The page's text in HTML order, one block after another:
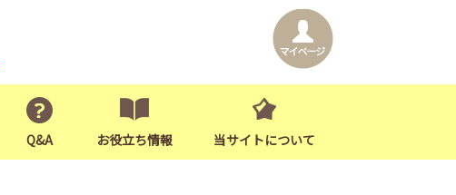
Q&A お役立ち情報 当サイトについて